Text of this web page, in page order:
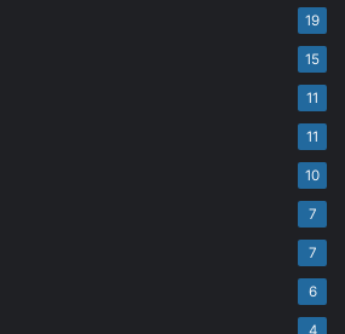
19
15
11
11
10
7
7
6
4